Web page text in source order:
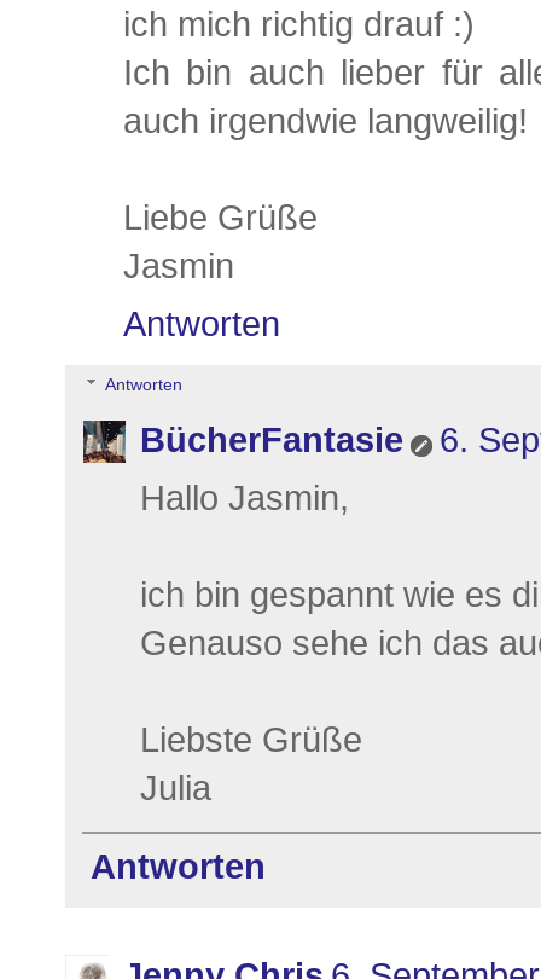
ich mich richtig drauf :)
Ich bin auch lieber für
auch irgendwie langweilig!
Liebe Grüße
Jasmin
Antworten
Antworten
BücherFantasie
6.
Hallo Jasmin,
ich bin gespannt wie es
Genauso sehe ich das
Liebste Grüße
Julia
Antworten